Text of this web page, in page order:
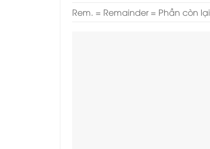
Rem. = Remainder = Phần còn lại